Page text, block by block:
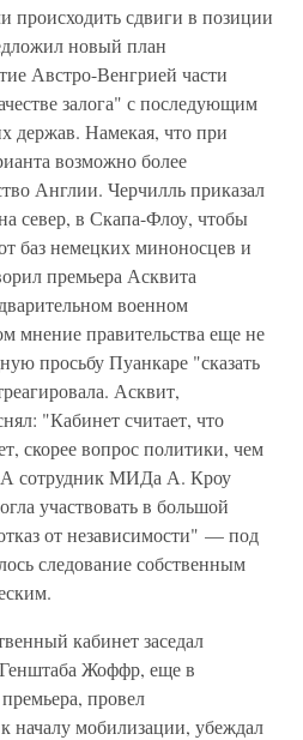
происходить сдвиги в позиции
новый план
Австро-Венгрией части
залога" с последующим
держав. Намекая, что при
возможно более
Англии. Черчилль приказал
север, в Скапа-Флоу, чтобы
баз немецких миноносцев и
премьера Асквита
военном
мнение правительства еще не
просьбу Пуанкаре "сказать
Асквит,
"Кабинет считает, что
скорее вопрос политики, чем
А сотрудник МИДа А. Кроу
участвовать в большой
от независимости" — под
следование собственным
кабинет заседал
Жоффр, еще в
провел
началу мобилизации, убеждал